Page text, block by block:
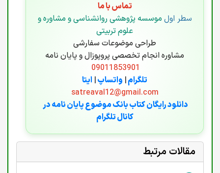
تماس با ما
سطر اول موسسه پژوهشی روانشناسی و مشاوره و
علوم تربیتی
طراحی موضوعات سفارشی
مشاوره انجام تخصصی پروپوزال و پایان نامه
09011853901
تلگرام| واتساپ| ایتا
satreaval12@gmail.com
دانلود رایگان کتاب بانک موضوع پایان نامه در
کانال تلگرام
مقالات مرتبط